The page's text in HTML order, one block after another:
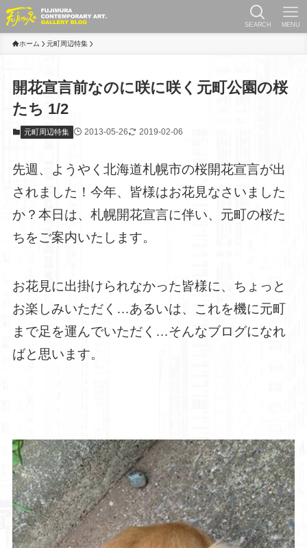
SEARCH MENU
ホーム 元町周辺特集
開花宣言前なのに咲に咲く元町公園の桜
たち 1/2
元町周辺特集 2013-05-26 2019-02-06
先週、ようやく北海道札幌市の桜開花宣言が出
されました！今年、皆様はお花見なさいました
か？本日は、札幌開花宣言に伴い、元町の桜た
ちをご案内いたします。
お花見に出掛けられなかった皆様に、ちょっと
お楽しみいただく…あるいは、これを機に元町
まで足を運んでいただく…そんなブログになれ
ばと思います。